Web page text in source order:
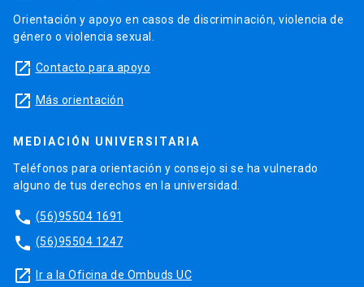
Orientación y apoyo en casos de discriminación, violencia de
género o violencia sexual.
launch Contacto para apoyo
launch Más orientación
MEDIACIÓN UNIVERSITARIA
Teléfonos para orientación y consejo si se ha vulnerado
alguno de tus derechos en la universidad.
phone (56)95504 1691
phone (56)95504 1247
launch Ir a la Oficina de Ombuds UC